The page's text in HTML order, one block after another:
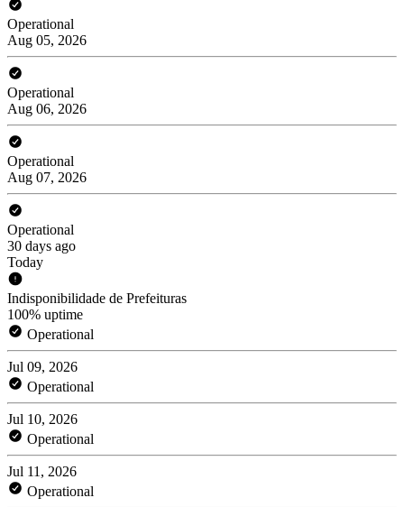
Operational
Aug 05, 2026
Operational
Aug 06, 2026
Operational
Aug 07, 2026
Operational
30 days ago
Today
Indisponibilidade de Prefeituras
100% uptime
Operational
Jul 09, 2026
Operational
Jul 10, 2026
Operational
Jul 11, 2026
Operational